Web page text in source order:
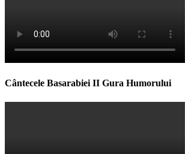
Cântecele Basarabiei II Gura Humorului